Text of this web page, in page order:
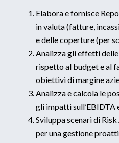
Elabora e fornisce
in valuta (fatture,
e delle coperture (per
Analizza gli effetti
rispetto al budget e al
obiettivi di margine
Analizza e calcola le
gli impatti sull’EBIDTA
Sviluppa scenari di
per una gestione